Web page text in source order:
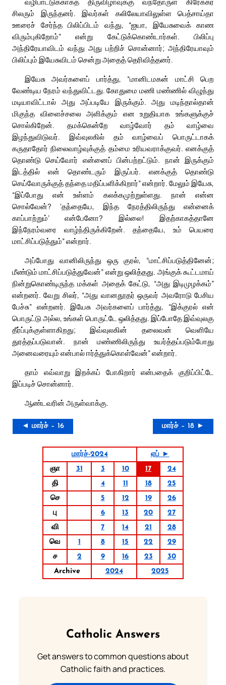
சிலரும் இருந்தனர். இவர்கள் கலிலேயாவிலுள்ள பெத்சாய்தா
ஊரைச் சேர்ந்த பிலிப்பிடம் வந்து, “ஐயா, இயேசுவைக் காண
விரும்புகிறோம்” என்று கேட்டுக்கொண்டார்கள். பிலிப்பு
அந்திரேயாவிடம் வந்து அது பற்றிச் சொன்னார்; அந்திரேயாவும்
பிலிப்பும் இயேசுவிடம் சென்று அதைத் தெரிவித்தனர்.
இயேசு அவர்களைப் பார்த்து, “மானிடமகன் மாட்சி பெற
வேண்டிய நேரம் வந்துவிட்டது. கோதுமை மணி மண்ணில் விழுந்து
மடியாவிட்டால் அது அப்படியே இருக்கும். அது மடிந்தால்தான்
மிகுந்த விளைச்சலை அளிக்கும் என உறுதியாக உங்களுக்குச்
சொல்கிறேன். தமக்கென்றே வாழ்வோர் தம் வாழ்வை
இழந்துவிடுவர். இவ்வுலகில் தம் வாழ்வைப் பொருட்டாகக்
கருதாதோர் நிலைவாழ்வுக்குத் தம்மை உரியவராக்குவர். எனக்குத்
தொண்டு செய்வோர் என்னைப் பின்பற்றட்டும். நான் இருக்கும்
இடத்தில் என் தொண்டரும் இருப்பர். எனக்குத் தொண்டு
செய்வோருக்குத் தந்தை மதிப்பளிக்கிறார்” என்றார். மேலும் இயேசு,
“இப்போது என் உள்ளம் கலக்கமுற்றுள்ளது. நான் என்ன
சொல்வேன்? ‘தந்தையே, இந்த நேரத்திலிருந்து என்னைக்
காப்பாற்றும்’ என்பேனோ? இல்லை! இதற்காகத்தானே
இந்நேரம்வரை வாழ்ந்திருக்கிறேன். தந்தையே, உம் பெயரை
மாட்சிப்படுத்தும்” என்றார்.
அப்போது வானிலிருந்து ஒரு குரல், “மாட்சிப்படுத்தினேன்;
மீண்டும் மாட்சிப்படுத்துவேன்” என்று ஒலித்தது. அங்குக் கூட்டமாய்
நின்றுகொண்டிருந்த மக்கள் அதைக் கேட்டு, “அது இடிமுழக்கம்”
என்றனர். வேறு சிலர், “அது வானதூதர் ஒருவர் அவரோடு பேசிய
பேச்சு” என்றனர். இயேசு அவர்களைப் பார்த்து, “இக்குரல் என்
பொருட்டு அல்ல, உங்கள் பொருட்டே ஒலித்தது. இப்போதே இவ்வுலகு
தீர்ப்புக்குள்ளாகிறது; இவ்வுலகின் தலைவன் வெளியே
துரத்தப்படுவான். நான் மண்ணிலிருந்து உயர்த்தப்படும்போது
அனைவரையும் என்பால் ஈர்த்துக்கொள்வேன்” என்றார்.
தாம் எவ்வாறு இறக்கப் போகிறார் என்பதைக் குறிப்பிட்டே
இப்படிச் சொன்னார்.
ஆண்டவரின் அருள்வாக்கு.
◄ மார்ச் – 16 மார்ச் – 18 ►
மார்ச்-2024
ஏப் ►
ஞா
31 3 10 17
24
தி
4 11 18
25
செ
5 12 19
26
பு
6 13 20
27
வி
7 14 21
28
வெ
1 8 15 22
29
ச
2 9 16 23
30
Archive
2024 2025
Catholic Answers
Get answers to common questions about
Catholic faith and practices.